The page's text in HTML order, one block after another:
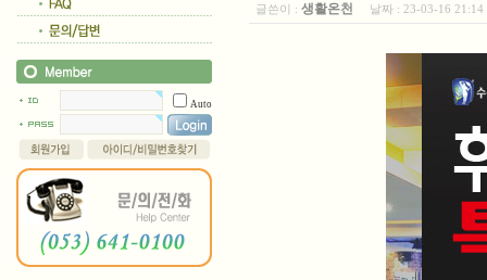
Auto
글쓴이 : 생활온천 날짜 : 23-03-16